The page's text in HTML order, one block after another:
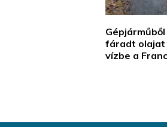
fáradt
vízbe a